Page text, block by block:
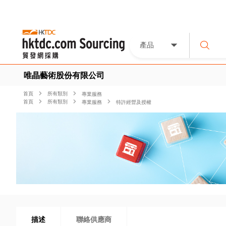
產品
唯晶藝術股份有限公司
首頁 所有類別
專業服務
首頁
所有類別 專業服務 特許經營及授權
描述 聯絡供應商